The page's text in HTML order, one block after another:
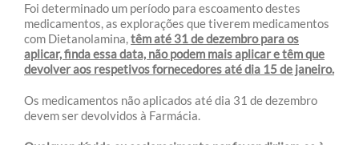
Foi determinado um período para escoamento destes
medicamentos, as explorações que tiverem medicamentos
com Dietanolamina,têm até 31 de dezembro para os
aplicar, finda essa data, não podem mais aplicar e têm que
devolver aos respetivos fornecedores até dia 15 de janeiro.
Os medicamentos não aplicados até dia 31 de dezembro
devem ser devolvidos à Farmácia.